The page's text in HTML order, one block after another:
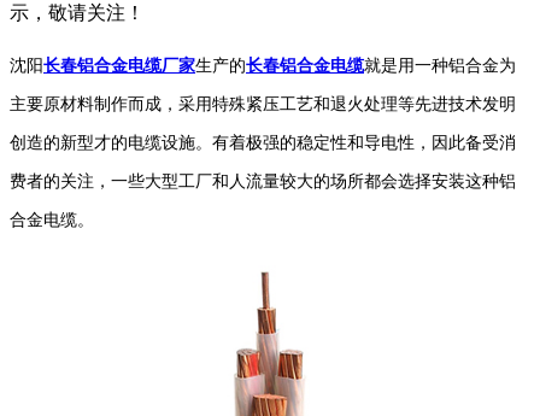
示，敬请关注！
沈阳长春铝合金电缆厂家生产的长春铝合金电缆就是用一种铝合金为
主要原材料制作而成，采用特殊紧压工艺和退火处理等先进技术发明
创造的新型才的电缆设施。有着极强的稳定性和导电性，因此备受消
费者的关注，一些大型工厂和人流量较大的场所都会选择安装这种铝
合金电缆。